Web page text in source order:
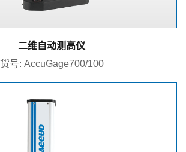
二维自动测高仪
货号: AccuGage700/100